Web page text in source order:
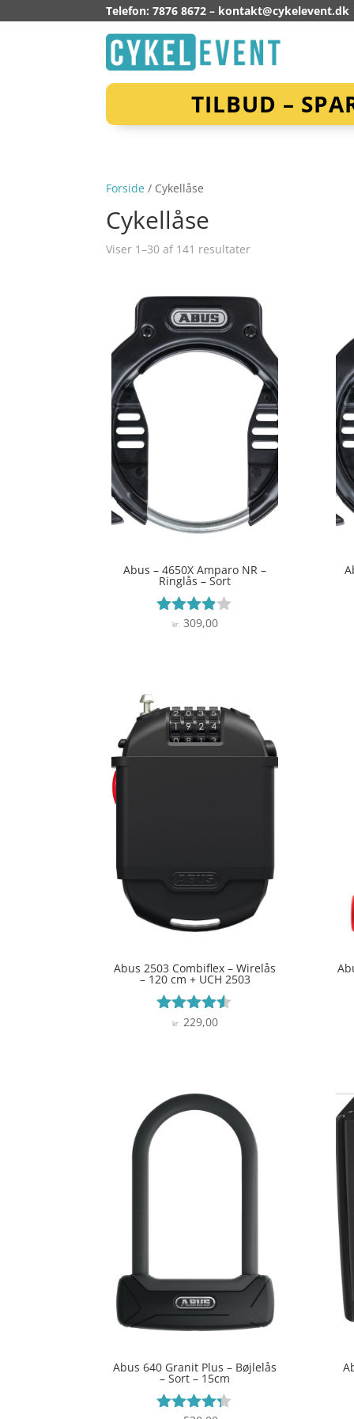
Telefon: 7876 8672 – kontakt@cykelevent.dk
TILBUD –
Forside / Cykellåse
Cykellåse
Viser 1–30 af 141 resultater
Abus – 4650X Amparo NR –
Ringlås – Sort
Vurderet
kr.309,00
Abus 2503 Combiflex – Wirelås
– 120 cm + UCH 2503
Vurderet
kr. 229,00
Abus 640 Granit Plus – Bøjlelås
– Sort – 15cm